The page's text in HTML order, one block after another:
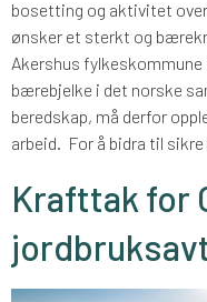
bosetting og aktivitet
ønsker et sterkt og
Akershus
bærebjelke i det norske
beredskap, må derfor
arbeid. For å bidra til
Krafttak for